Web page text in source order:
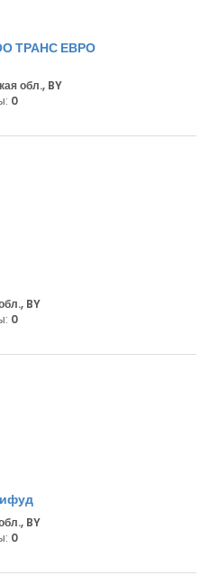
ТРАНС ЕВРО
обл., BY
0
BY
0
BY
0